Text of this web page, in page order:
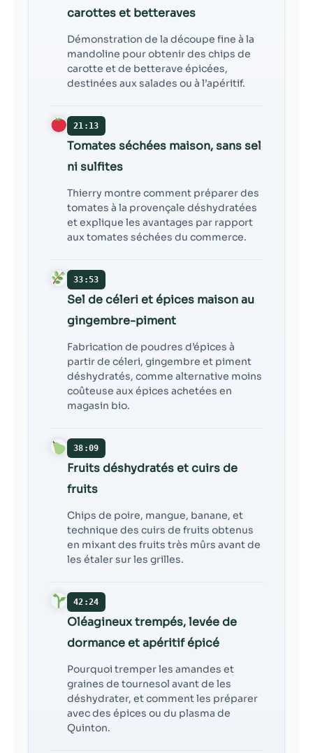
carottes et betteraves
Démonstration de la découpe fine à la
mandoline pour obtenir des chips de
carotte et de betterave épicées,
destinées aux salades ou à l’apéritif.
21:13
Tomates séchées maison, sans sel
ni sulfites
Thierry montre comment préparer des
tomates à la provençale déshydratées
et explique les avantages par rapport
aux tomates séchées du commerce.
33:53
Sel de céleri et épices maison au
gingembre-piment
Fabrication de poudres d’épices à
partir de céleri, gingembre et piment
déshydratés, comme alternative moins
coûteuse aux épices achetées en
magasin bio.
38:09
Fruits déshydratés et cuirs de
fruits
Chips de poire, mangue, banane, et
technique des cuirs de fruits obtenus
en mixant des fruits très mûrs avant de
les étaler sur les grilles.
42:24
Oléagineux trempés, levée de
dormance et apéritif épicé
Pourquoi tremper les amandes et
graines de tournesol avant de les
déshydrater, et comment les préparer
avec des épices ou du plasma de
Quinton.